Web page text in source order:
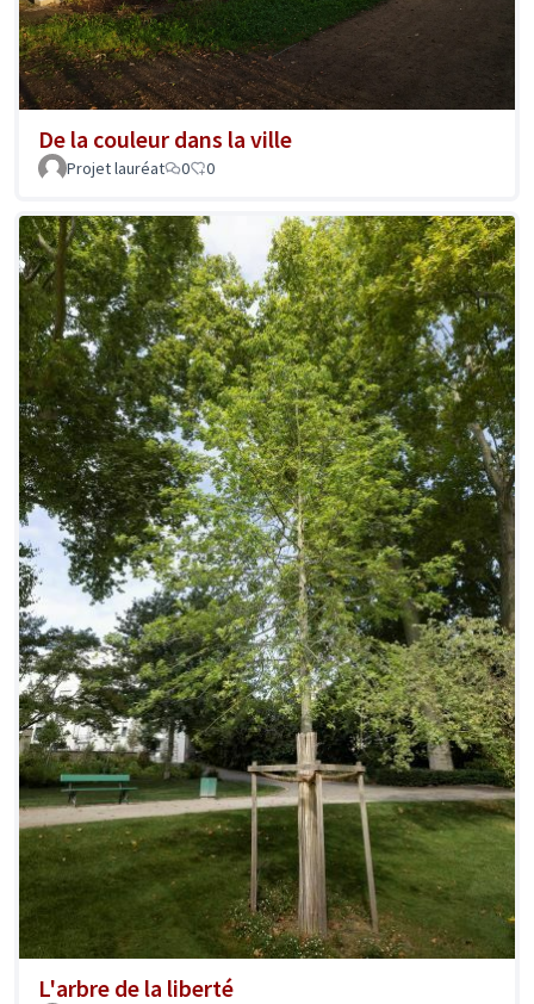
De la couleur dans la ville
Projet lauréat 0 0
L'arbre de la liberté